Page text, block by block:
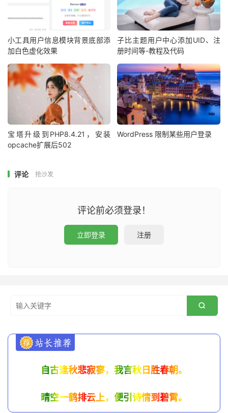
小工具用户信息模块背景底部添
加白色虚化效果
子比主题用户中心添加UID、注
册时间等-教程及代码
宝塔升级到PHP8.4.21，安装
opcache扩展后502
WordPress 限制某些用户登录
评论 抢沙发
评论前必须登录！
立即登录 注册

自古逢秋悲寂寥，我言秋日胜春朝。
晴空一鹤排云上，便引诗情到碧霄。